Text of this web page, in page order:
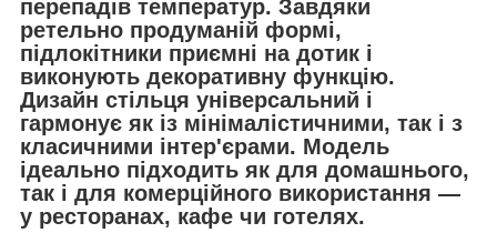
перепадів температур. Завдяки
ретельно продуманій формі,
підлокітники приємні на дотик і
виконують декоративну функцію.
Дизайн стільця універсальний і
гармонує як із мінімалістичними, так і з
класичними інтер'єрами. Модель
ідеально підходить як для домашнього,
так і для комерційного використання —
у ресторанах, кафе чи готелях.